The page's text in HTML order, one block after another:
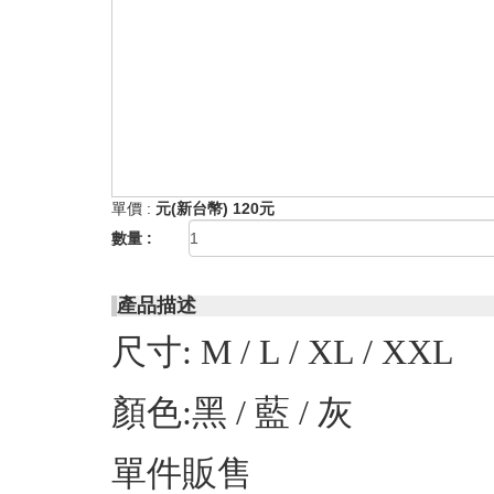
單價 : 元(新台幣) 120元
數量 :
產品描述
尺寸: M / L / XL / XXL
顏色:黑 / 藍 / 灰
單件販售